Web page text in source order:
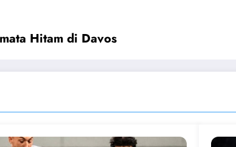
Hitam di Davos